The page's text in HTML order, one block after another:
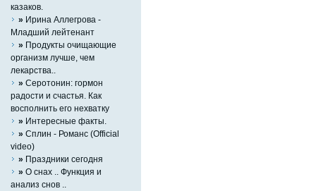
казаков.
» Ирина Аллегрова -
Младший лейтенант
» Продукты очищающие
организм лучше, чем
лекарства..
» Серотонин: гормон
радости и счастья. Как
восполнить его нехватку
» Интересные факты.
» Сплин - Романс (Official
video)
» Праздники сегодня
» О снах .. Функция и
анализ снов ..